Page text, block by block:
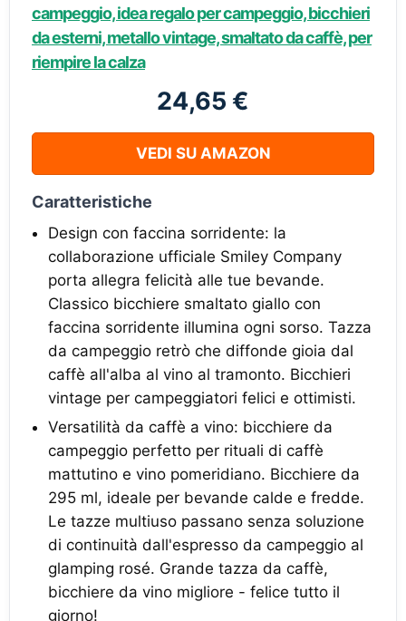
campeggio, idea regalo per campeggio, bicchieri
da esterni, metallo vintage, smaltato da caffè, per
riempire la calza
24,65 €
VEDI SU AMAZON
Caratteristiche
Design con faccina sorridente: la
collaborazione ufficiale Smiley Company
porta allegra felicità alle tue bevande.
Classico bicchiere smaltato giallo con
faccina sorridente illumina ogni sorso. Tazza
da campeggio retrò che diffonde gioia dal
caffè all'alba al vino al tramonto. Bicchieri
vintage per campeggiatori felici e ottimisti.
Versatilità da caffè a vino: bicchiere da
campeggio perfetto per rituali di caffè
mattutino e vino pomeridiano. Bicchiere da
295 ml, ideale per bevande calde e fredde.
Le tazze multiuso passano senza soluzione
di continuità dall'espresso da campeggio al
glamping rosé. Grande tazza da caffè,
bicchiere da vino migliore - felice tutto il
giorno!